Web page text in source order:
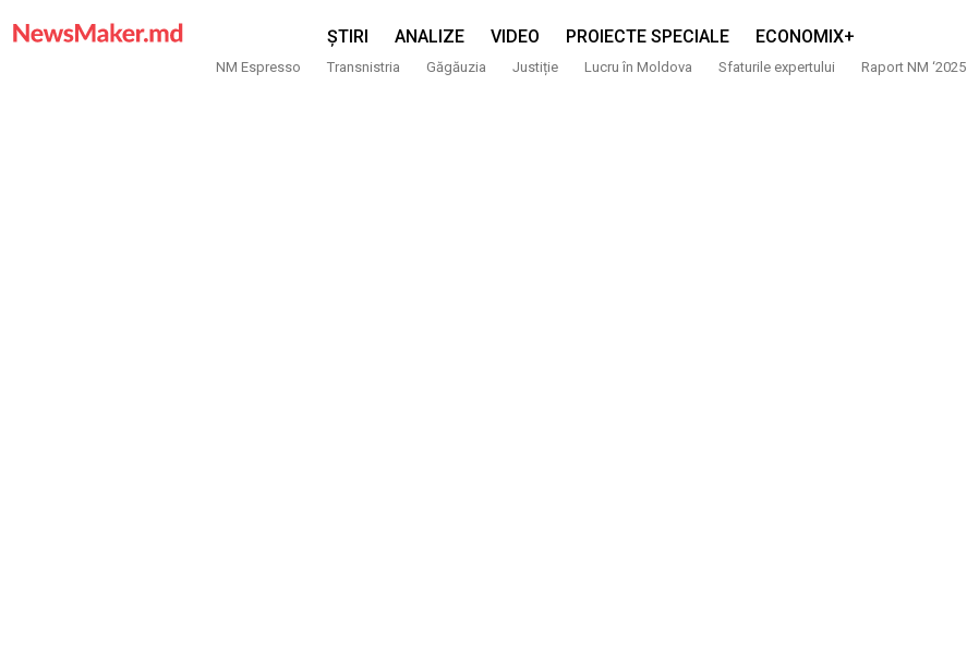
ȘTIRI ANALIZE VIDEO PROIECTE SPECIALE ECONOMIX+
NM Espresso Transnistria Găgăuzia Justiție Lucru în Moldova Sfaturile expertului Raport NM ‘2025